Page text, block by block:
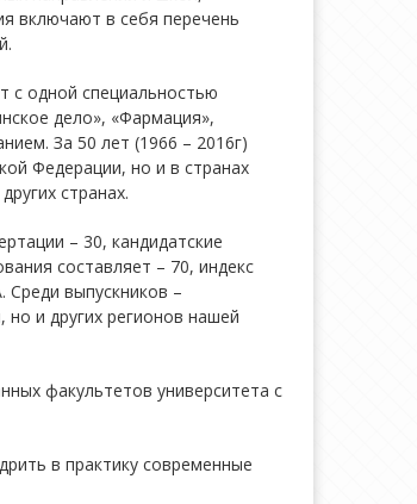
включают в себя перечень
с одной специальностью
дело», «Фармация»,
За 50 лет (1966 – 2016г)
Федерации, но и в странах
странах.
– 30, кандидатские
составляет – 70, индекс
выпускников –
но и других регионов нашей
факультетов университета с
в практику современные